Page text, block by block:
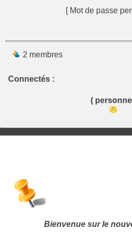
[ Mot de passe
2 membres
Connectés :
(
Bienvenue sur le